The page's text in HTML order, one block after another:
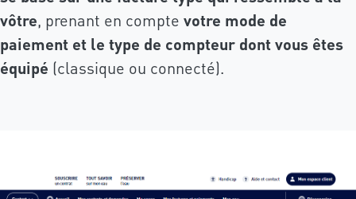
vôtre, prenant en compte votre mode de
paiement et le type de compteur dont vous êtes
équipé (classique ou connecté).